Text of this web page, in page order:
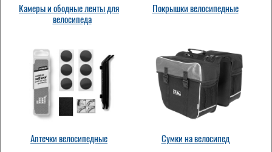
Камеры и ободные ленты для
велосипеда
Покрышки велосипедные
Аптечки велосипедные Сумки на велосипед